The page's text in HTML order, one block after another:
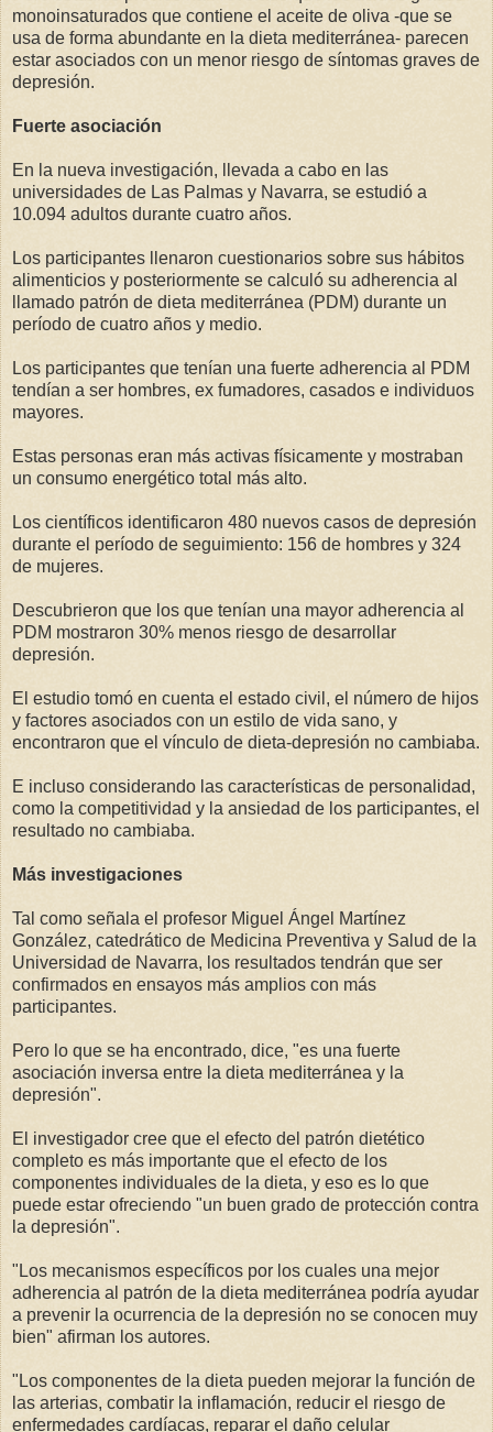
monoinsaturados que contiene el aceite de oliva -que se
usa de forma abundante en la dieta mediterránea- parecen
estar asociados con un menor riesgo de síntomas graves de
depresión.
Fuerte asociación
En la nueva investigación, llevada a cabo en las
universidades de Las Palmas y Navarra, se estudió a
10.094 adultos durante cuatro años.
Los participantes llenaron cuestionarios sobre sus hábitos
alimenticios y posteriormente se calculó su adherencia al
llamado patrón de dieta mediterránea (PDM) durante un
período de cuatro años y medio.
Los participantes que tenían una fuerte adherencia al PDM
tendían a ser hombres, ex fumadores, casados e individuos
mayores.
Estas personas eran más activas físicamente y mostraban
un consumo energético total más alto.
Los científicos identificaron 480 nuevos casos de depresión
durante el período de seguimiento: 156 de hombres y 324
de mujeres.
Descubrieron que los que tenían una mayor adherencia al
PDM mostraron 30% menos riesgo de desarrollar
depresión.
El estudio tomó en cuenta el estado civil, el número de hijos
y factores asociados con un estilo de vida sano, y
encontraron que el vínculo de dieta-depresión no cambiaba.
E incluso considerando las características de personalidad,
como la competitividad y la ansiedad de los participantes, el
resultado no cambiaba.
Más investigaciones
Tal como señala el profesor Miguel Ángel Martínez
González, catedrático de Medicina Preventiva y Salud de la
Universidad de Navarra, los resultados tendrán que ser
confirmados en ensayos más amplios con más
participantes.
Pero lo que se ha encontrado, dice, "es una fuerte
asociación inversa entre la dieta mediterránea y la
depresión".
El investigador cree que el efecto del patrón dietético
completo es más importante que el efecto de los
componentes individuales de la dieta, y eso es lo que
puede estar ofreciendo "un buen grado de protección contra
la depresión".
"Los mecanismos específicos por los cuales una mejor
adherencia al patrón de la dieta mediterránea podría ayudar
a prevenir la ocurrencia de la depresión no se conocen muy
bien" afirman los autores.
"Los componentes de la dieta pueden mejorar la función de
las arterias, combatir la inflamación, reducir el riesgo de
enfermedades cardíacas, reparar el daño celular